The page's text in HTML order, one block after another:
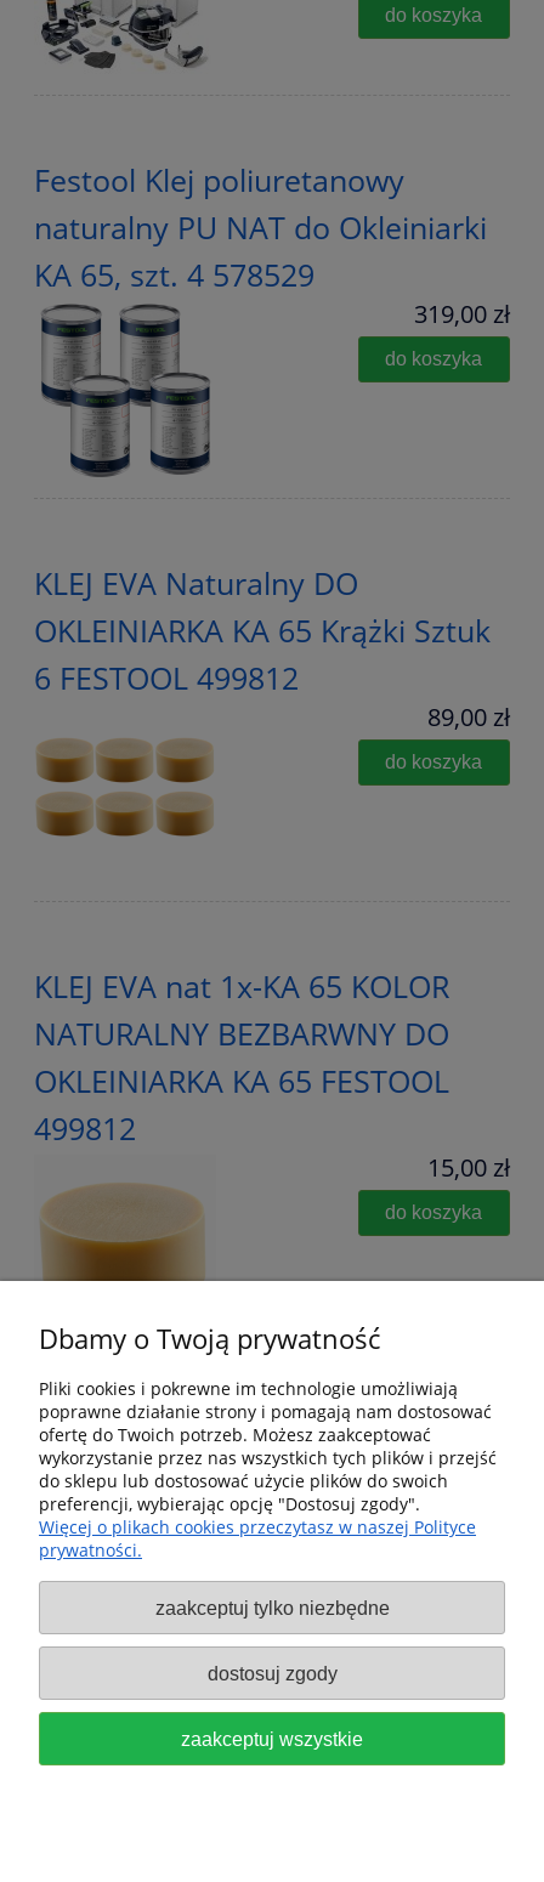
do koszyka
Festool Klej poliuretanowy
naturalny PU NAT do Okleiniarki
KA 65, szt. 4 578529
319,00 zł
do koszyka
KLEJ EVA Naturalny DO
OKLEINIARKA KA 65 Krążki Sztuk
6 FESTOOL 499812
89,00 zł
do koszyka
KLEJ EVA nat 1x-KA 65 KOLOR
NATURALNY BEZBARWNY DO
OKLEINIARKA KA 65 FESTOOL
499812
15,00 zł
do koszyka
KLEJU EVA BIAŁY wht 6x-KA 65
DO OKLEINIARKI KA 65
CONTURO, SZTUK 6 FESTOOL
499813
Dbamy o Twoją prywatność
Pliki cookies i pokrewne im technologie umożliwiają
poprawne działanie strony i pomagają nam dostosować
ofertę do Twoich potrzeb. Możesz zaakceptować
wykorzystanie przez nas wszystkich tych plików i przejść
do sklepu lub dostosować użycie plików do swoich
preferencji, wybierając opcję "Dostosuj zgody".
Więcej o plikach cookies przeczytasz w naszej Polityce
prywatności.
zaakceptuj tylko niezbędne
dostosuj zgody
zaakceptuj wszystkie